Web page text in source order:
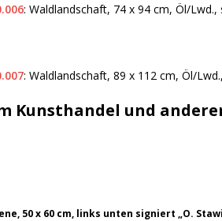
: Waldlandschaft, 74 x 94 cm, Öl/Lwd.,
: Waldlandschaft, 89 x 112 cm, Öl/
Kunsthandel und
50 x 60 cm, links unten signiert „O.